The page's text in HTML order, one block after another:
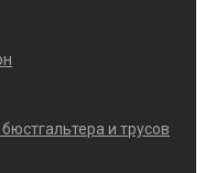
и трусов